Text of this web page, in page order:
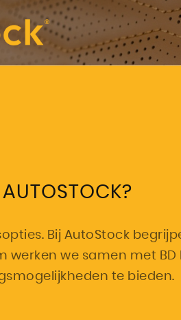
AUTOSTOCK?
Bij AutoStock
we samen met BD
te bieden.